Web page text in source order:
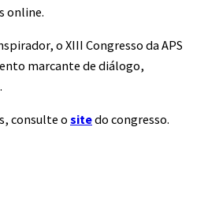
online.
o XIII Congresso da APS
marcante de diálogo,
consulte o sitedo congresso.